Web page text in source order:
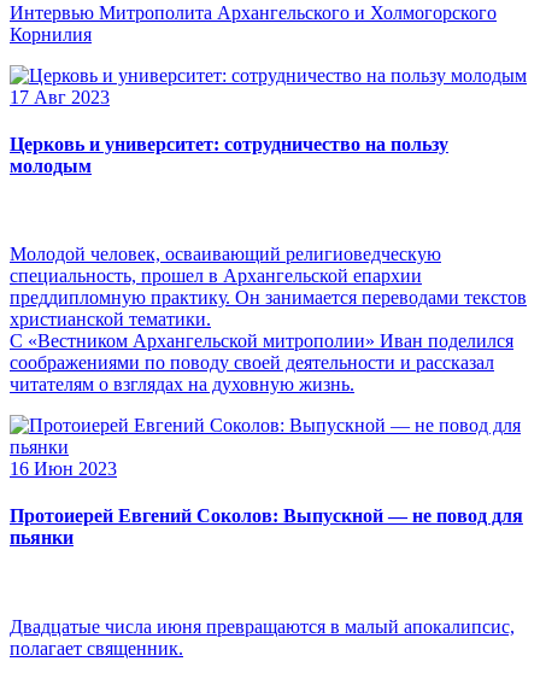
Интервью Митрополита Архангельского и Холмогорского
Корнилия
17 Авг 2023
Церковь и университет: сотрудничество на пользу
молодым
Молодой человек, осваивающий религиоведческую
специальность, прошел в Архангельской епархии
преддипломную практику. Он занимается переводами текстов
христианской тематики.
С «Вестником Архангельской митрополии» Иван поделился
соображениями по поводу своей деятельности и рассказал
читателям о взглядах на духовную жизнь.
16 Июн 2023
Протоиерей Евгений Соколов: Выпускной — не повод для
пьянки
Двадцатые числа июня превращаются в малый апокалипсис,
полагает священник.